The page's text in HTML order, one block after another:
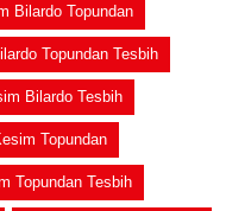
Bilardo Topundan
Topundan Tesbih
Bilardo Tesbih
Topundan
Topundan Tesbih